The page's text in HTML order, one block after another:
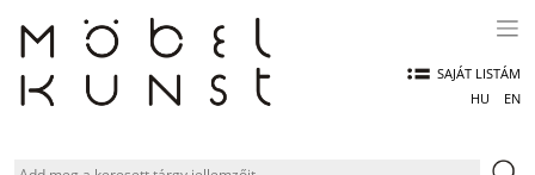
content
SAJÁT LISTÁM
HU
EN